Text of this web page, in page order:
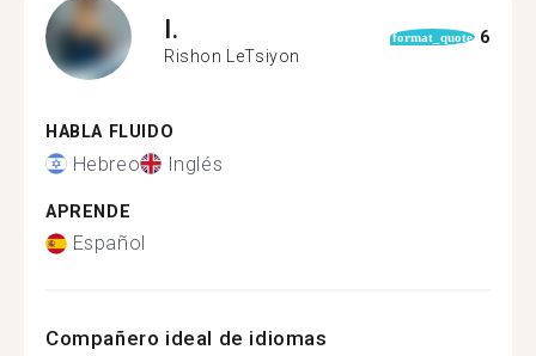
I.
Rishon LeTsiyon
format_quote 6
HABLA FLUIDO
Hebreo Inglés
APRENDE
Español
Compañero ideal de idiomas